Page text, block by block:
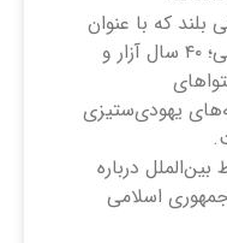
بلند که با عنوان
«یهودی‌ستیزی در جمهوری اسلامی؛ ۴۰ سال آزار و
یهودی‌ستیزی
درباره
اسلامی